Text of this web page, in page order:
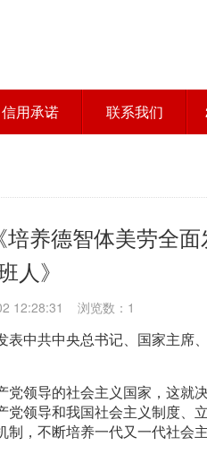
信用承诺 联系我们
养德智体美劳全
人》
12:28:31 浏览数：1
中共中央总书记、国家主席
领导的社会主义国家，这就
领导和我国社会主义制度、
，不断培养一代又一代社会